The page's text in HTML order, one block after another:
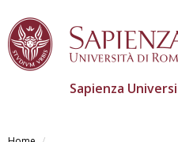
Sapienza